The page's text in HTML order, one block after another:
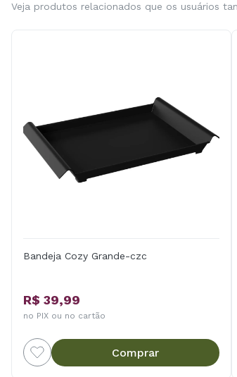
Veja produtos relacionados que os usuários
Bandeja Cozy Grande-czc
R$ 39,99
no PIX ou no cartão
Comprar